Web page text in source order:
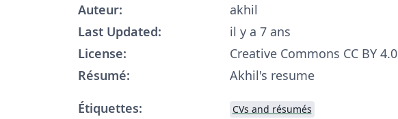
Auteur:
akhil
Last Updated:
il y a 7 ans
License:
Creative Commons CC BY 4.0
Résumé:
Akhil's resume
Étiquettes:
CVs and résumés